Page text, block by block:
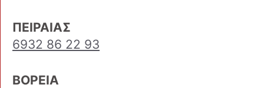
ΠΕΙΡΑΙΑΣ
6932 86 22 93
ΒΟΡΕΙΑ